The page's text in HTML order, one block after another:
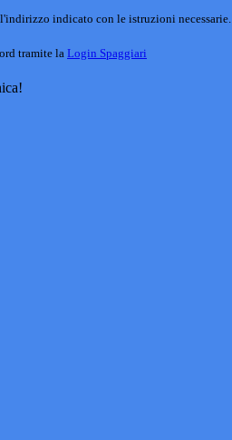
indicato con le istruzioni necessarie.
tramite la Login Spaggiari